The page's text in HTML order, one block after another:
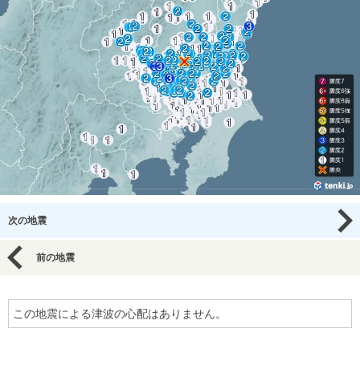
次の地震
前の地震
この地震による津波の心配はありません。